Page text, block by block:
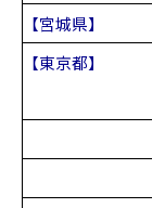
【宮城県】
【東京都】